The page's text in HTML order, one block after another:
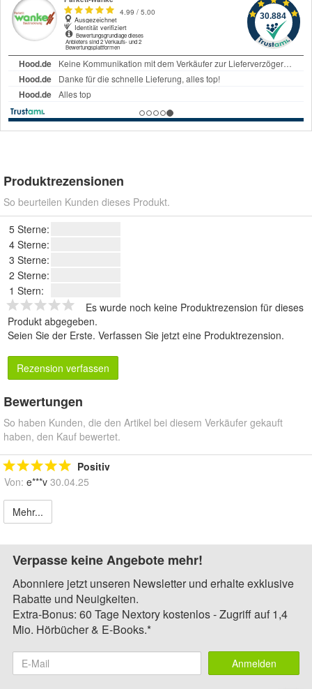
Produktrezensionen
So beurteilen Kunden dieses Produkt.
5 Sterne:
4 Sterne:
3 Sterne:
2 Sterne:
1 Stern:
Es wurde noch keine Produktrezension für dieses
Produkt abgegeben.
Seien Sie der Erste. Verfassen Sie jetzt eine Produktrezension.
Rezension verfassen
Bewertungen
So haben Kunden, die den Artikel bei diesem Verkäufer gekauft
haben, den Kauf bewertet.
Positiv
Von: e***v 30.04.25
Mehr...
Verpasse keine Angebote mehr!
Abonniere jetzt unseren Newsletter und erhalte exklusive
Rabatte und Neuigkeiten.
Extra-Bonus: 60 Tage Nextory kostenlos - Zugriff auf 1,4
Mio. Hörbücher & E-Books.*
Anmelden